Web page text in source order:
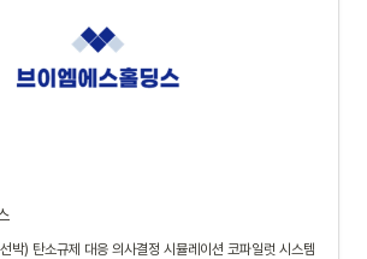
) 탄소규제 대응 의사결정 시뮬레이션 코파일럿 시스템